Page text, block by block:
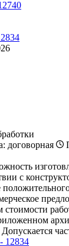
договорная
с
стоимости